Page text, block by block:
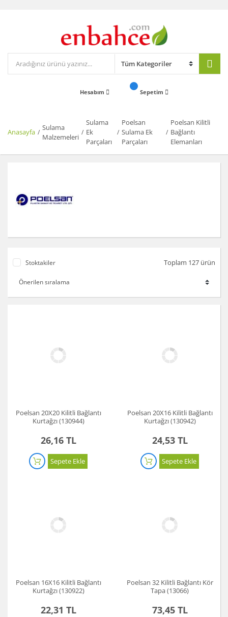
Hesabım Sepetim
Anasayfa
Sulama
Malzemeleri
Sulama
Ek
Parçaları
Poelsan
Sulama Ek
Parçaları
Poelsan Kilitli
Bağlantı
Elemanları
Stoktakiler Toplam 127 ürün
Poelsan 20X20 Kilitli Bağlantı
Kurtağzı (130944)
26,16 TL
Sepete Ekle
Poelsan 20X16 Kilitli Bağlantı
Kurtağzı (130942)
24,53 TL
Sepete Ekle
Poelsan 16X16 Kilitli Bağlantı
Kurtağzı (130922)
22,31 TL
Poelsan 32 Kilitli Bağlantı Kör
Tapa (13066)
73,45 TL